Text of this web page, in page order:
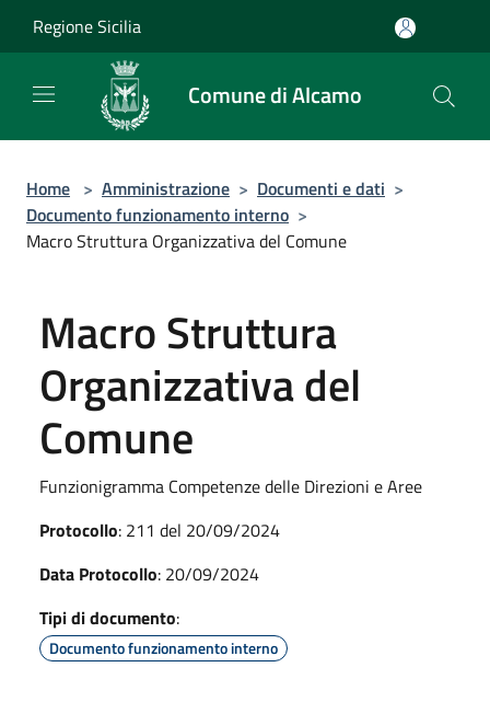
Regione Sicilia
Comune di Alcamo
Home > Amministrazione > Documenti e dati >
Documento funzionamento interno >
Macro Struttura Organizzativa del Comune
Macro Struttura
Organizzativa del
Comune
Funzionigramma Competenze delle Direzioni e Aree
Protocollo: 211 del 20/09/2024
Data Protocollo: 20/09/2024
Tipi di documento:
Documento funzionamento interno